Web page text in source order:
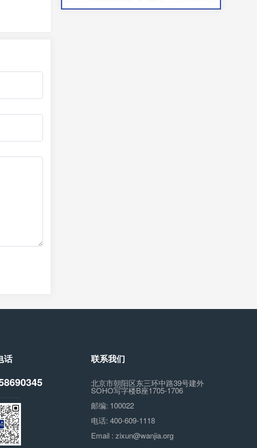
话 联系我们
北京市朝阳区东三环中路39号建外
SOHO写字楼B座1705-1706
邮编: 100022
电话: 400-609-1118
Email : zixun@wanjia.org